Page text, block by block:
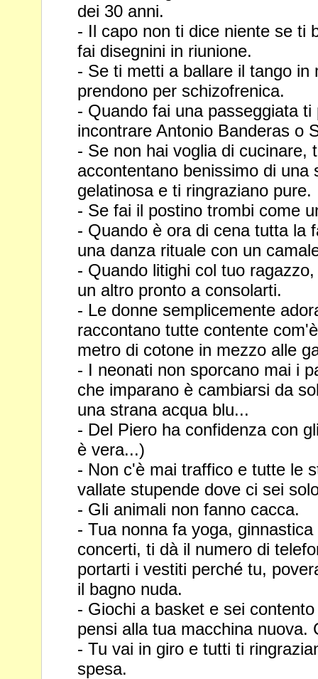
dei 30 anni.
- Il capo non ti dice niente se ti
fai disegnini in riunione.
- Se ti metti a ballare il tango in
prendono per schizofrenica.
- Quando fai una passeggiata ti
incontrare Antonio Banderas o
- Se non hai voglia di cucinare,
accontentano benissimo di una
gelatinosa e ti ringraziano pure.
- Se fai il postino trombi come
- Quando è ora di cena tutta la
una danza rituale con un
- Quando litighi col tuo
un altro pronto a consolarti.
- Le donne semplicemente
raccontano tutte contente
metro di cotone in mezzo alle
- I neonati non sporcano mai i
che imparano è cambiarsi da
una strana acqua blu...
- Del Piero ha confidenza con
è vera...)
- Non c'è mai traffico e tutte le
vallate stupende dove ci sei
- Gli animali non fanno cacca.
- Tua nonna fa yoga,
concerti, ti dà il numero di
portarti i vestiti perché tu,
il bagno nuda.
- Giochi a basket e sei
pensi alla tua macchina nuova.
- Tu vai in giro e tutti ti
spesa.